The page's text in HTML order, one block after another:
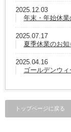
2025.12.03
年末・年始休
2025.07.17
夏季休業のお知
2025.04.16
ゴールデンウ
トップページに戻る